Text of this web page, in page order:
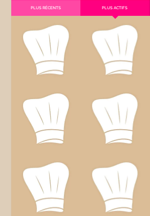
PLUS RÉCENTS PLUS ACTIFS